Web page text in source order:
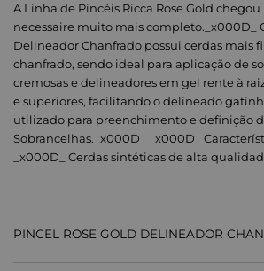
A Linha de Pincéis Ricca Rose Gold
necessaire muito mais completo._x000D_
Delineador Chanfrado possui cerdas mais
chanfrado, sendo ideal para aplicação de
cremosas e delineadores em gel rente à
e superiores, facilitando o delineado
utilizado para preenchimento e definição
Sobrancelhas._x000D_ _x000D_
_x000D_ Cerdas sintéticas de alta
PINCEL ROSE GOLD DELINEADOR